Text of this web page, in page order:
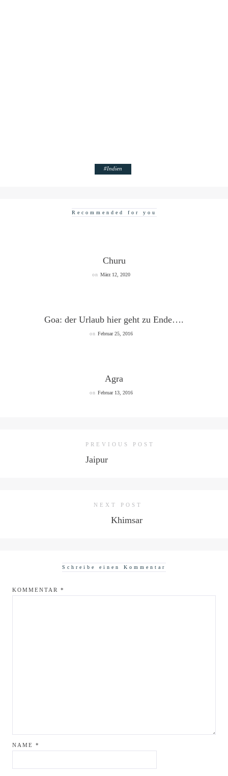
#Indien
Recommended for you
Churu
on März 12, 2020
Goa: der Urlaub hier geht zu Ende….
on Februar 25, 2016
Agra
on Februar 13, 2016
PREVIOUS POST
Jaipur
NEXT POST
Khimsar
Schreibe einen Kommentar
KOMMENTAR *
NAME *